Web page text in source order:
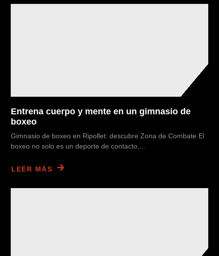
Entrena cuerpo y mente en un gimnasio de
boxeo
Gimnasio de boxeo en Ripollet: descubre Zona de Combate El
boxeo no solo es un deporte de contacto,...
LEER MÁS